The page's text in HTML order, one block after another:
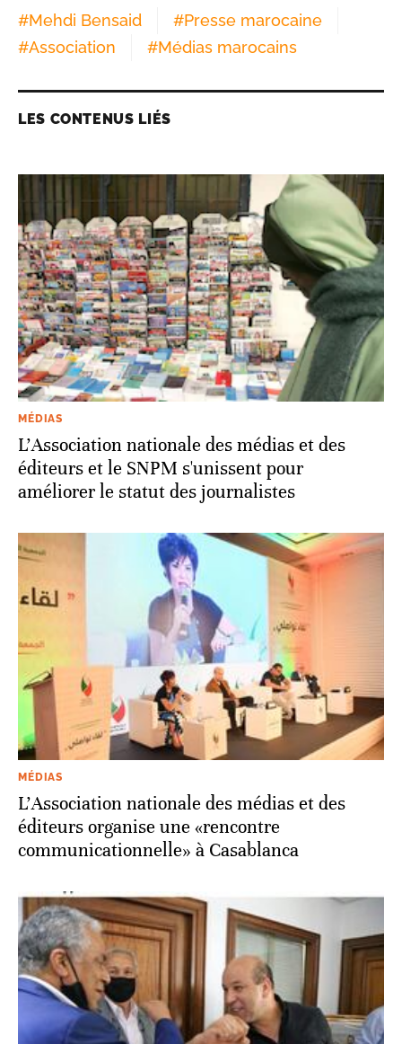
#Mehdi Bensaid #Presse marocaine
#Association #Médias marocains
LES CONTENUS LIÉS
MÉDIAS
L'Association nationale des médias et des
éditeurs et le SNPM s'unissent pour
améliorer le statut des journalistes
MÉDIAS
L’Association nationale des médias et des
éditeurs organise une «rencontre
communicationnelle» à Casablanca